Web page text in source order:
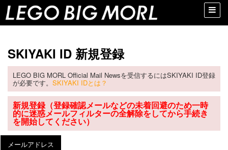
Toggle
SKIYAKI ID 新規登録
LEGO BIG MORL Official Mail Newsを受信するにはSKIYAKI ID登録
が必要です。 SKIYAKI IDとは？
新規登録（登録確認メールなどの未着回避のため一時
的に迷惑メールフィルターの全解除をしてから手続き
を開始してください）
メールアドレス